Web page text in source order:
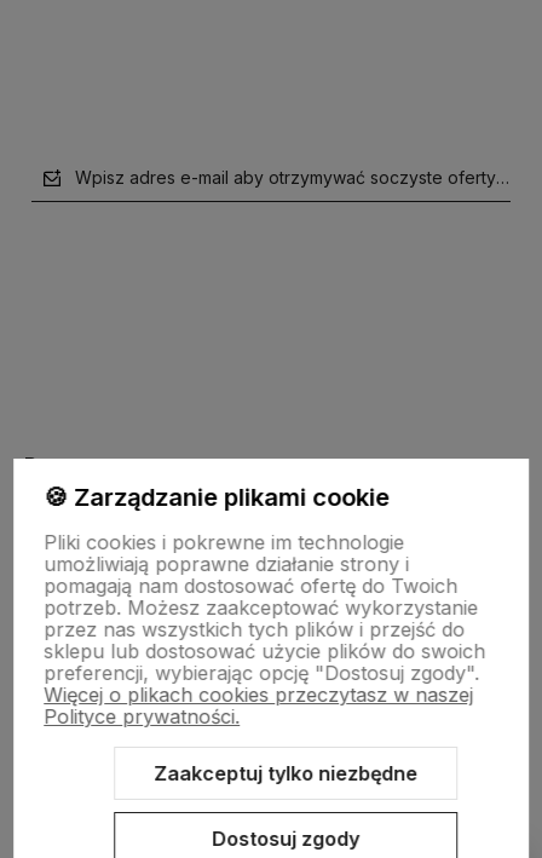
Wpisz adres e-mail aby otrzymywać soczyste oferty i
Pomoc
Moje konto
Płatności i dostawa
Informacje
🍪 Zarządzanie plikami cookie
Pliki cookies i pokrewne im technologie
umożliwiają poprawne działanie strony i
pomagają nam dostosować ofertę do Twoich
potrzeb. Możesz zaakceptować wykorzystanie
przez nas wszystkich tych plików i przejść do
sklepu lub dostosować użycie plików do swoich
preferencji, wybierając opcję "Dostosuj zgody".
Więcej o plikach cookies przeczytasz w naszej
Polityce prywatności.
Zaakceptuj tylko niezbędne
Dostosuj zgody